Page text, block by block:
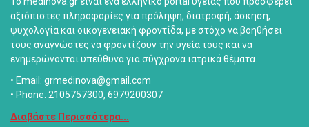
αξιόπιστες πληροφορίες για πρόληψη, διατροφή, άσκηση,
ψυχολογία και οικογενειακή φροντίδα, με στόχο να βοηθήσει
τους αναγνώστες να φροντίζουν την υγεία τους και να
ενημερώνονται υπεύθυνα για σύγχρονα ιατρικά θέματα.
• Email: grmedinova@gmail.com
• Phone: 2105757300, 6979200307
Διαβάστε Περισσότερα...